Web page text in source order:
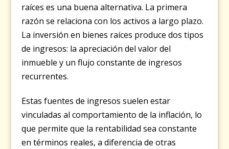
raíces es una buena alternativa. La primera
razón se relaciona con los activos a largo plazo.
La inversión en bienes raíces produce dos tipos
de ingresos: la apreciación del valor del
inmueble y un flujo constante de ingresos
recurrentes.
Estas fuentes de ingresos suelen estar
vinculadas al comportamiento de la inflación, lo
que permite que la rentabilidad sea constante
en términos reales, a diferencia de otras